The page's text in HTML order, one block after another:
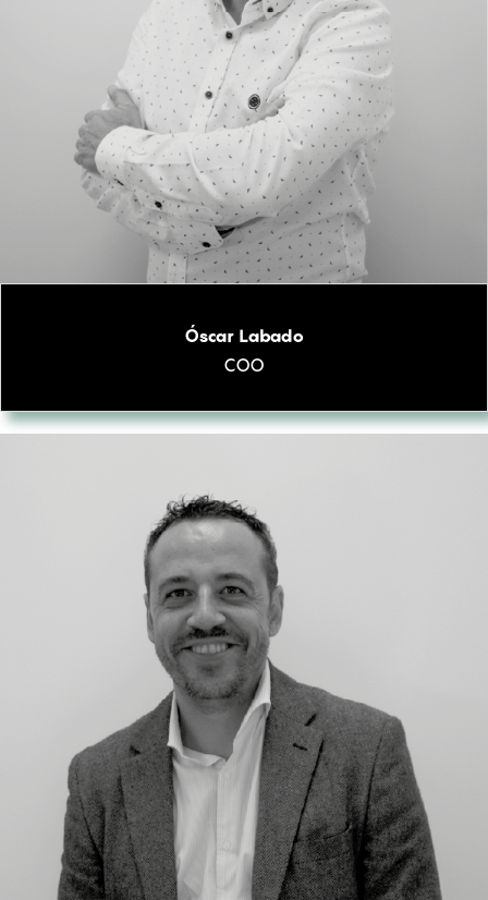
Óscar Labado
COO